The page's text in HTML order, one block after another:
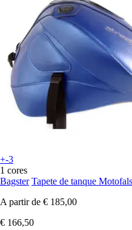
+-3
1 cores
Bagster Tapete de tanque
A partir de € 185,00
€ 166,50